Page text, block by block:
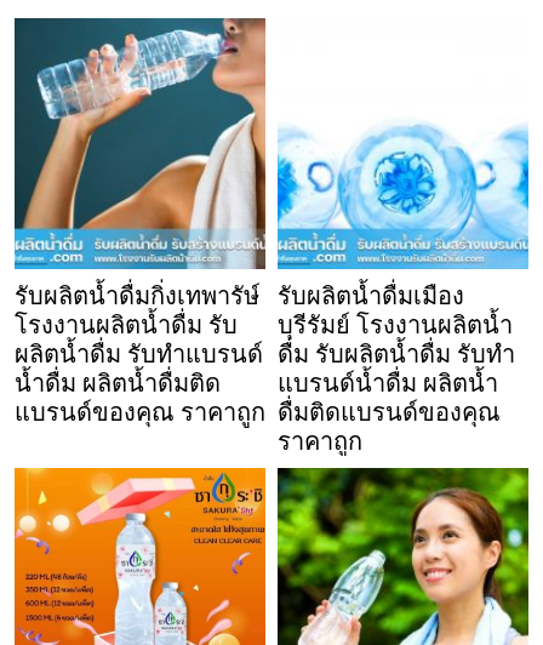
รับผลิตน้ำดื่มกิ่งเทพารัษ์
โรงงานผลิตน้ำดื่ม รับ
ผลิตน้ำดื่ม รับทำแบรนด์
น้ำดื่ม ผลิตน้ำดื่มติด
แบรนด์ของคุณ ราคาถูก
รับผลิตน้ำดื่มเมือง
บุรีรัมย์ โรงงานผลิตน้ำ
ดื่ม รับผลิตน้ำดื่ม รับทำ
แบรนด์น้ำดื่ม ผลิตน้ำ
ดื่มติดแบรนด์ของคุณ
ราคาถูก